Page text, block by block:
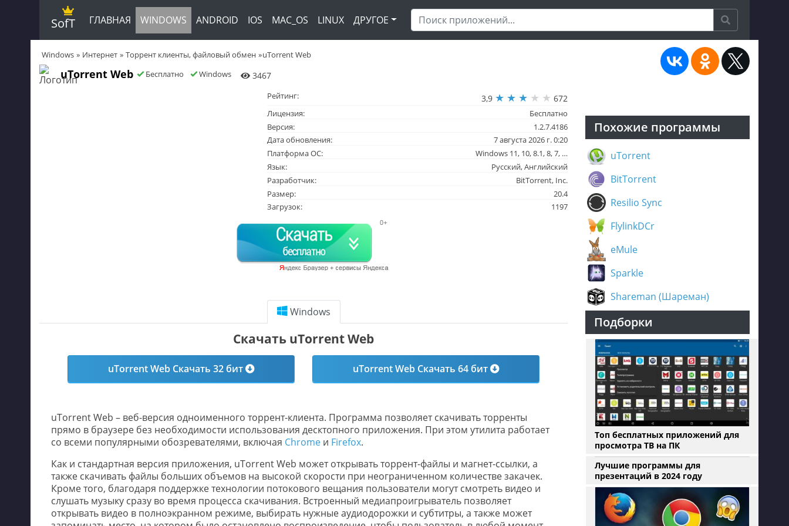
SofT ГЛАВНАЯ WINDOWS ANDROID IOS MAC_OS LINUX ДРУГОЕ
Windows Интернет Торрент клиенты, файловый обмен uTorrent Web
uTorrent Web Бесплатно Windows 3467
Рейтинг: 3,9 672
Лицензия:
Бесплатно
Версия:
1.2.7.4186
Дата обновления:
7 августа 2026 г. 0:20
Платформа ОС:
Windows 11, 10, 8.1, 8, 7, …
Язык:
Русский, Английский
Разработчик:
BitTorrent, Inc.
Размер:
20.4
Загрузок:
1197
Windows
Скачать uTorrent Web
uTorrent Web Скачать 32 бит uTorrent Web Скачать 64 бит
uTorrent Web – веб-версия одноименного торрент-клиента. Программа позволяет скачивать торренты
прямо в браузере без необходимости использования десктопного приложения. При этом утилита работает
со всеми популярными обозревателями, включая Chrome и Firefox.
Как и стандартная версия приложения, uTorrent Web может открывать торрент-файлы и магнет-ссылки, а
также скачивать файлы больших объемов на высокой скорости при неограниченном количестве закачек.
Кроме того, благодаря поддержке технологии потокового вещания пользователи могут смотреть видео и
слушать музыку сразу во время процесса скачивания. Встроенный медиапроигрыватель позволяет
открывать видео в полноэкранном режиме, выбирать нужные аудиодорожки и субтитры, а также может
Похожие программы
uTorrent
BitTorrent
Resilio Sync
FlylinkDCr
eMule
Sparkle
Shareman (Шареман)
Подборки
Топ бесплатных приложений для
просмотра ТВ на ПК
Лучшие программы для
презентаций в 2024 году